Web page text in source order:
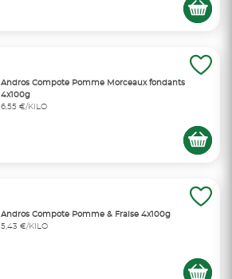
Andros Compote Pomme Morceaux fondants
4x100g
6,55 €/KILO
Andros Compote Pomme & Fraise 4x100g
5,43 €/KILO